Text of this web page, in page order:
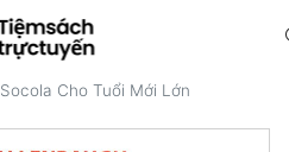
Socola Cho Tuổi Mới Lớn